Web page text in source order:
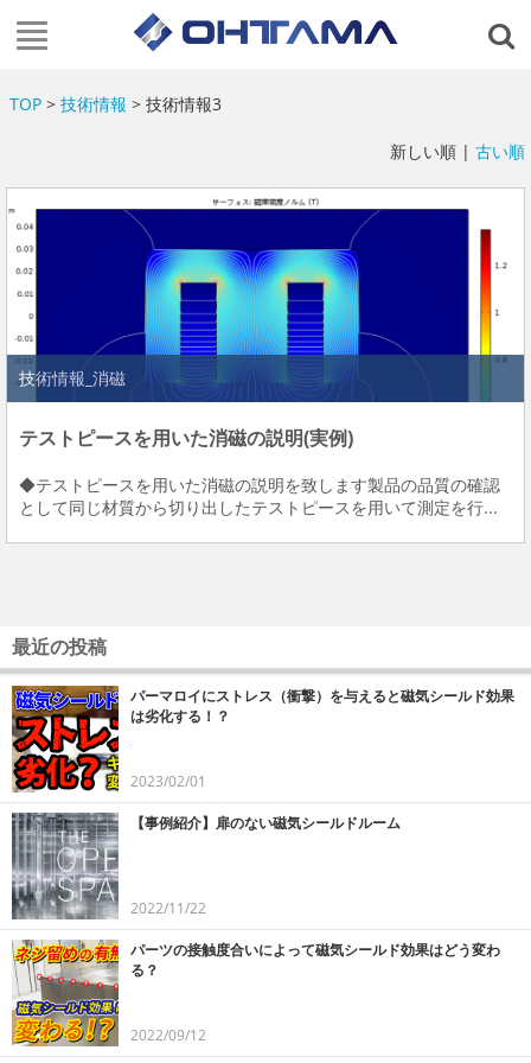
TOP> 技術情報 > 技術情報3
新しい順 | 古い順
技術情報_消磁
テストピースを用いた消磁の説明(実例)
◆テストピースを用いた消磁の説明を致します製品の品質の確認
として同じ材質から切り出したテストピースを用いて測定を行...
最近の投稿
パーマロイにストレス（衝撃）を与えると磁気シールド効果
は劣化する！？
2023/02/01
【事例紹介】扉のない磁気シールドルーム
2022/11/22
パーツの接触度合いによって磁気シールド効果はどう変わ
る？
2022/09/12